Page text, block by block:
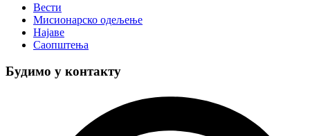
Вести
Мисионарско одељење
Најаве
Саопштења
Будимо у контакту